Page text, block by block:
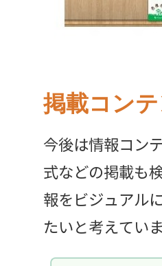
掲載コン
今後は情報コン
式などの掲載も
報をビジュアル
たいと考えてい